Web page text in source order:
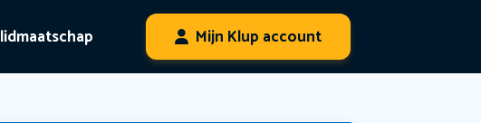
lidmaatschap Mijn Klup account